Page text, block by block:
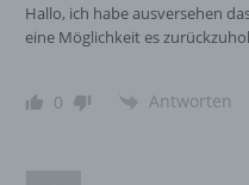
Hallo, ich habe ausversehen
eine Möglichkeit es
0 Antworten
Zeichenfolge, durch
Server dem konkreten
wurde. Dies
Internetseiten und